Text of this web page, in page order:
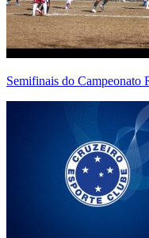
Semifinais do Campeonato